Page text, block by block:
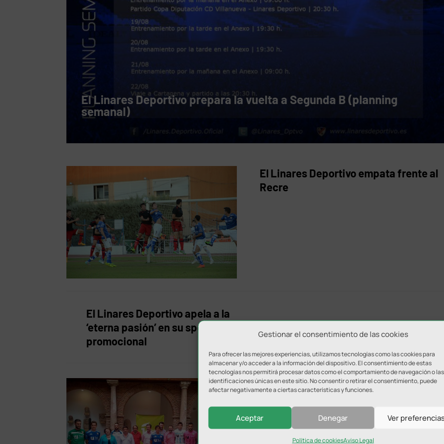
Gestionar el consentimiento de las cookies
Para ofrecer las mejores experiencias, utilizamos tecnologías como las cookies para
almacenar y/o acceder a la información del dispositivo. El consentimiento de estas
tecnologías nos permitirá procesar datos como el comportamiento de navegación o las
identificaciones únicas en este sitio. No consentir o retirar el consentimiento, puede
afectar negativamente a ciertas características y funciones.
Aceptar Denegar Ver
Política de cookiesAviso Legal
El Linares Deportivo prepara la vuelta a Segunda B (planning
semanal)
El Linares Deportivo empata frente al
Recre
El Linares Deportivo apela a la
‘eterna pasión’ en su spot
promocional
El Linares Deportivo presenta sus
paraíso interior’